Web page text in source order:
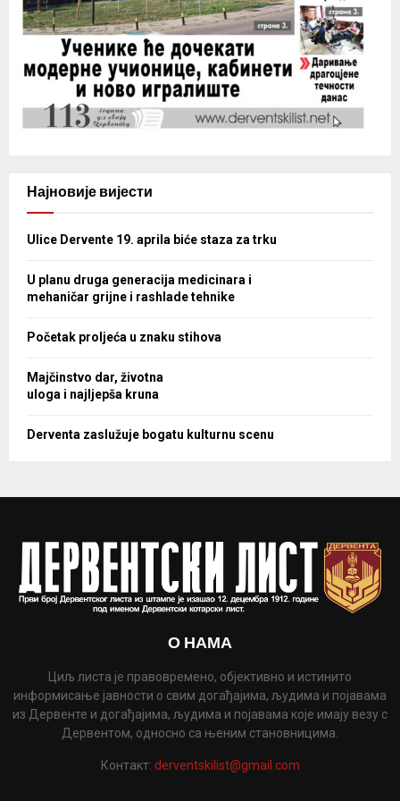
Најновије вијести
Ulice Dervente 19. aprila biće staza za trku
U planu druga generacija medicinara i
mehaničar grijne i rashlade tehnike
Početak proljeća u znaku stihova
Majčinstvo dar, životna
uloga i najljepša kruna
Derventa zaslužuje bogatu kulturnu scenu
О НАМА
Циљ листа је правовремено, објективно и истинито
информисање јавности о свим догађајима, људима и појавама
из Дервенте и догађајима, људима и појавама које имају везу с
Дервентом, односно са њеним становницима.
Контакт: derventskilist@gmail.com